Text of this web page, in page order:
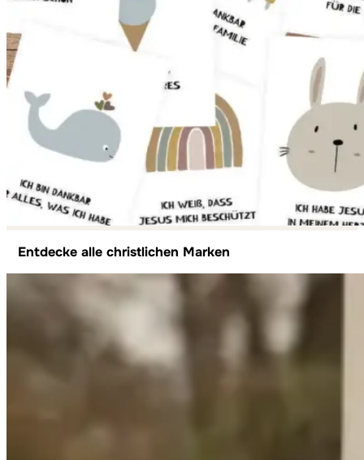
Entdecke alle christlichen Marken